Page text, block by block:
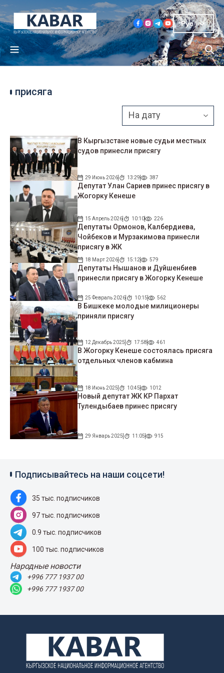
Рус
присяга
В Кыргызстане новые судьи местных
судов принесли присягу
29 Июнь 2026 13:29 387
Депутат Улан Сариев принес присягу в
Жогорку Кенеше
15 Апрель 2026 10:10 226
Депутаты Ормонов, Калбердиева,
Чойбеков и Мурзакимова принесли
присягу в ЖК
18 Март 2026 15:12 579
Депутаты Нышанов и Дуйшенбиев
принесли присягу в Жогорку Кенеше
25 Февраль 2026 10:15 562
В Бишкеке молодые милиционеры
приняли присягу
12 Декабрь 2025 17:58 461
В Жогорку Кенеше состоялась присяга
отдельных членов кабмина
18 Июнь 2025 10:45 1012
Новый депутат ЖК КР Пархат
Тулендыбаев принес присягу
29 Январь 2025 11:05 915
Подписывайтесь на наши соцсети!
35 тыс. подписчиков
97 тыс. подписчиков
0.9 тыс. подписчиков
100 тыс. подписчиков
Народные новости
+996 777 1937 00
+996 777 1937 00